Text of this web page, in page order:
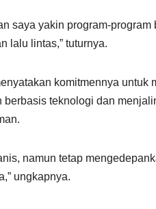
saya yakin program-
lalu lintas,” tuturnya.
komitmennya
teknologi dan
namun tetap
ungkapnya.